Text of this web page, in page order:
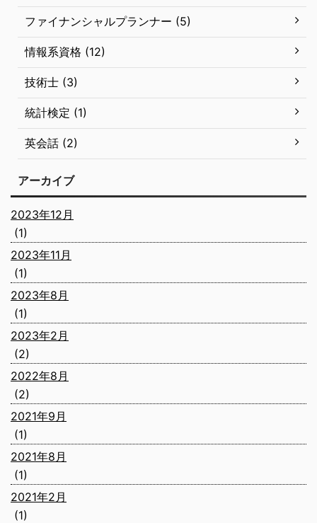
ファイナンシャルプランナー (5)
情報系資格 (12)
技術士 (3)
統計検定 (1)
英会話 (2)
アーカイブ
2023年12月
(1)
2023年11月
(1)
2023年8月
(1)
2023年2月
(2)
2022年8月
(2)
2021年9月
(1)
2021年8月
(1)
2021年2月
(1)